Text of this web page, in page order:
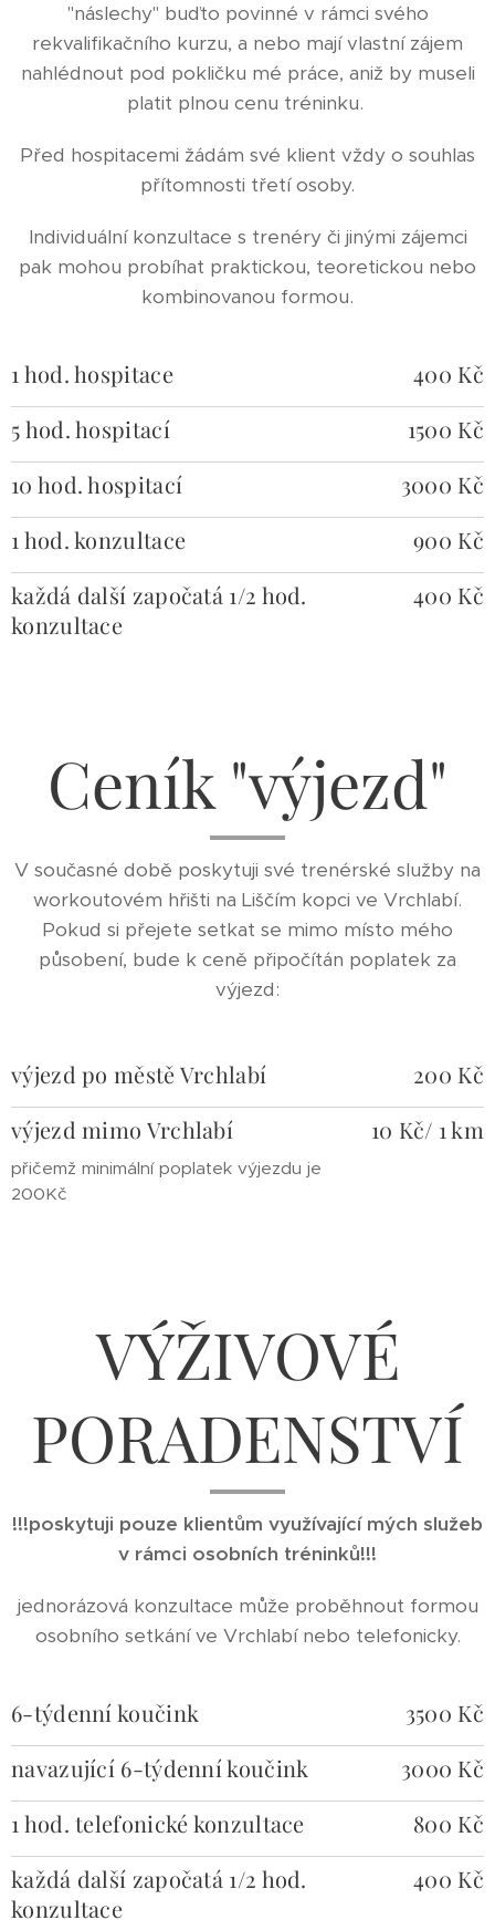
"náslechy" buďto povinné v rámci svého
rekvalifikačního kurzu, a nebo mají vlastní zájem
nahlédnout pod pokličku mé práce, aniž by museli
platit plnou cenu tréninku.
Před hospitacemi žádám své klient vždy o souhlas
přítomnosti třetí osoby.
Individuální konzultace s trenéry či jinými zájemci
pak mohou probíhat praktickou, teoretickou nebo
kombinovanou formou.
1 hod. hospitace
400 Kč
5 hod. hospitací
1500 Kč
10 hod. hospitací
3000 Kč
1 hod. konzultace
900 Kč
každá další započatá 1/2 hod.
konzultace
400 Kč
Ceník "výjezd"
V současné době poskytuji své trenérské služby na
workoutovém hřišti na Liščím kopci ve Vrchlabí.
Pokud si přejete setkat se mimo místo mého
působení, bude k ceně připočítán poplatek za
výjezd:
výjezd po městě Vrchlabí
200 Kč
výjezd mimo Vrchlabí
přičemž minimální poplatek výjezdu je
200Kč
10 Kč/ 1 km
VÝŽIVOVÉ
PORADENSTVÍ
!!!poskytuji pouze klientům využívající mých služeb
v rámci osobních tréninků!!!
jednorázová konzultace může proběhnout formou
osobního setkání ve Vrchlabí nebo telefonicky.
6-týdenní koučink
3500 Kč
navazující 6-týdenní koučink
3000 Kč
1 hod. telefonické konzultace
800 Kč
každá další započatá 1/2 hod.
konzultace
400 Kč